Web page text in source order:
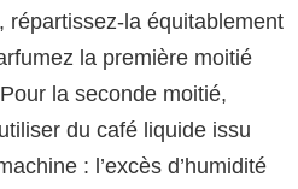
répartissez-la équitablement
la première moitié
la seconde moitié,
du café liquide issu
: l’excès d’humidité